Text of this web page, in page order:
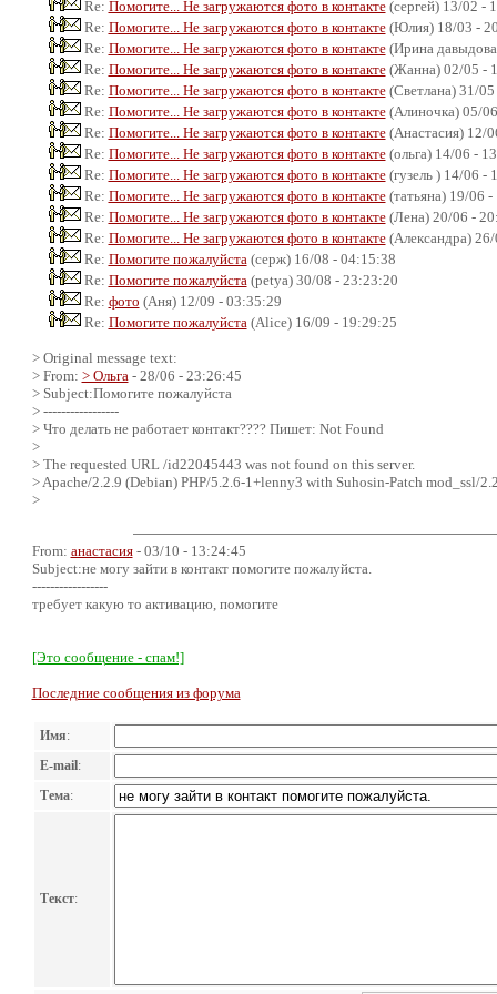
Re: Помогите... Не загружаются фото в контакте(сергей) 13/02 -
Re: Помогите... Не загружаются фото в контакте(Юлия) 18/03 -
Re: Помогите... Не загружаются фото в контакте(Ирина
Re: Помогите... Не загружаются фото в контакте(Жанна) 02/05 -
Re: Помогите... Не загружаются фото в контакте(Светлана) 31/
Re: Помогите... Не загружаются фото в контакте(Алиночка) 05/
Re: Помогите... Не загружаются фото в контакте(Анастасия) 12/
Re: Помогите... Не загружаются фото в контакте(ольга) 14/06 -
Re: Помогите... Не загружаются фото в контакте(гузель ) 14/06 -
Re: Помогите... Не загружаются фото в контакте(татьяна) 19/06
Re: Помогите... Не загружаются фото в контакте(Лена) 20/06 -
Re: Помогите... Не загружаются фото в контакте(Александра)
Re: Помогите пожалуйста (серж) 16/08 - 04:15:38
Re: Помогите пожалуйста (petya) 30/08 - 23:23:20
Re: фото (Аня) 12/09 - 03:35:29
Re: Помогите пожалуйста (Alice) 16/09 - 19:29:25
> Original message text:
> From: > Ольга - 28/06 - 23:26:45
> Subject:Помогите пожалуйста
> -----------------
> Что делать не работает контакт???? Пишет: Not Found
>
> The requested URL /id22045443 was not found on this server.
> Apache/2.2.9 (Debian) PHP/5.2.6-1+lenny3 with Suhosin-Patch mod_ssl/
>
From: анастасия- 03/10 - 13:24:45
Subject:не могу зайти в контакт помогите пожалуйста.
-----------------
требует какую то активацию, помогите
[Это сообщение - спам!]
Последние сообщения из форума
Имя:
E-mail:
Тема:
Текст: